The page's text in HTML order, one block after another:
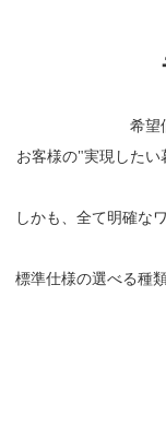
希望
お客様の"実現した
しかも、全て明確な
標準仕様の選べる種